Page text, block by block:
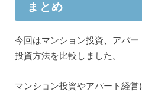
まとめ
今回はマンション投資、アパ
投資方法を比較しました。
マンション投資やアパート経